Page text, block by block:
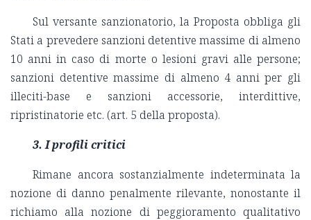
Sul versante sanzionatorio, la Proposta obbliga gli
Stati a prevedere sanzioni detentive massime di almeno
10 anni in caso di morte o lesioni gravi alle persone;
sanzioni detentive massime di almeno 4 anni per gli
illeciti-base e sanzioni accessorie, interdittive,
ripristinatorie etc. (art. 5 della proposta).
3. I profili critici
Rimane ancora sostanzialmente indeterminata la
nozione di danno penalmente rilevante, nonostante il
richiamo alla nozione di peggioramento qualitativo